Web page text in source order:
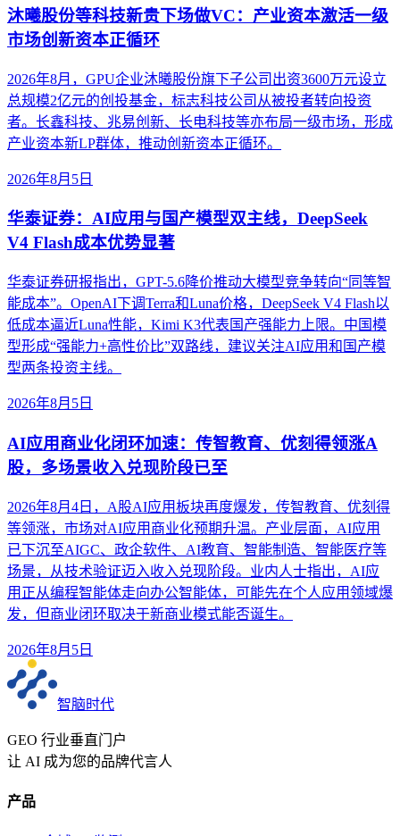
沐曦股份等科技新贵下场做VC：产业资本激活一级
市场创新资本正循环
2026年8月，GPU企业沐曦股份旗下子公司出资3600万元设立
总规模2亿元的创投基金，标志科技公司从被投者转向投资
者。长鑫科技、兆易创新、长电科技等亦布局一级市场，形成
产业资本新LP群体，推动创新资本正循环。
2026年8月5日
华泰证券：AI应用与国产模型双主线，DeepSeek
V4 Flash成本优势显著
华泰证券研报指出，GPT-5.6降价推动大模型竞争转向“同等智
能成本”。OpenAI下调Terra和Luna价格，DeepSeek V4 Flash以
低成本逼近Luna性能，Kimi K3代表国产强能力上限。中国模
型形成“强能力+高性价比”双路线，建议关注AI应用和国产模
型两条投资主线。
2026年8月5日
AI应用商业化闭环加速：传智教育、优刻得领涨A
股，多场景收入兑现阶段已至
2026年8月4日，A股AI应用板块再度爆发，传智教育、优刻得
等领涨，市场对AI应用商业化预期升温。产业层面，AI应用
已下沉至AIGC、政企软件、AI教育、智能制造、智能医疗等
场景，从技术验证迈入收入兑现阶段。业内人士指出，AI应
用正从编程智能体走向办公智能体，可能先在个人应用领域爆
发，但商业闭环取决于新商业模式能否诞生。
2026年8月5日
智脑时代
GEO 行业垂直门户
让 AI 成为您的品牌代言人
产品